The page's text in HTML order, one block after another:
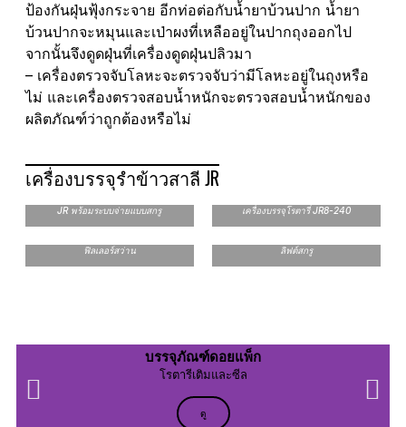
ป้องกันฝุ่นฟุ้งกระจาย อีกท่อต่อกับน้ำยาบ้วนปาก น้ำยา
บ้วนปากจะหมุนและเป่าผงที่เหลืออยู่ในปากถุงออกไป
จากนั้นจึงดูดฝุ่นที่เครื่องดูดฝุ่นปลิวมา
– เครื่องตรวจจับโลหะจะตรวจจับว่ามีโลหะอยู่ในถุงหรือ
ไม่ และเครื่องตรวจสอบน้ำหนักจะตรวจสอบน้ำหนักของ
ผลิตภัณฑ์ว่าถูกต้องหรือไม่
เครื่องบรรจุรำข้าวสาลี JR
JR พร้อมระบบจ่ายแบบสกรู เครื่องบรรจุโรตารี่ JR8-240
ฟิลเลอร์สว่าน ลิฟต์สกรู
บรรจุภัณฑ์ดอยแพ็ก
โรตารีเติมและซีล
ดู